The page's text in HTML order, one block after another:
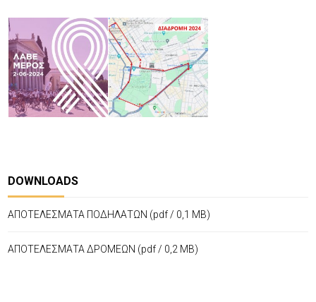
DOWNLOADS
ΑΠΟΤΕΛΕΣΜΑΤΑ ΠΟΔΗΛΑΤΩΝ (pdf / 0,1 MB)
ΑΠΟΤΕΛΕΣΜΑΤΑ ΔΡΟΜΕΩΝ (pdf / 0,2 MB)